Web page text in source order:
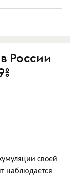
России
своей
наблюдается